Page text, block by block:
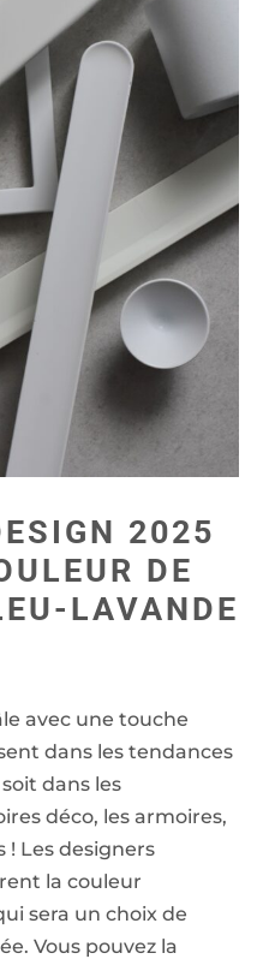
2025
DE
LAVANDE
avec une touche
dans les tendances
dans les
déco, les armoires,
! Les designers
la couleur
sera un choix de
Vous pouvez la